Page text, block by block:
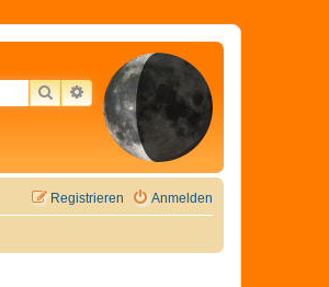
SUCHEERWEITERTE SUCHE
Anmelden
Registrieren